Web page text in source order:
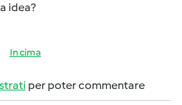
idea?
In cima
per poter commentare